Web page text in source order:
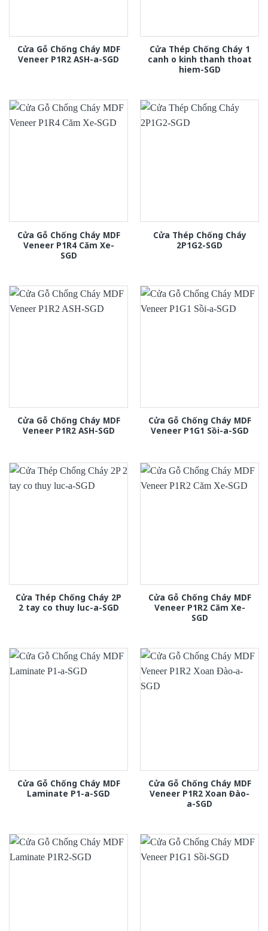
Cửa Gỗ Chống Cháy MDF
Veneer P1R2 ASH-a-SGD
Cửa Thép Chống Cháy 1
canh o kinh thanh thoat
hiem-SGD
Cửa Gỗ Chống Cháy MDF
Veneer P1R4 Căm Xe-
SGD
Cửa Thép Chống Cháy
2P1G2-SGD
Cửa Gỗ Chống Cháy MDF
Veneer P1R2 ASH-SGD
Cửa Gỗ Chống Cháy MDF
Veneer P1G1 Sồi-a-SGD
Cửa Thép Chống Cháy 2P
2 tay co thuy luc-a-SGD
Cửa Gỗ Chống Cháy MDF
Veneer P1R2 Căm Xe-
SGD
Cửa Gỗ Chống Cháy MDF
Laminate P1-a-SGD
Cửa Gỗ Chống Cháy MDF
Veneer P1R2 Xoan Đào-
a-SGD